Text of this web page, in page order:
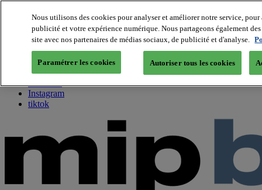
About us
Twitter
Facebook
Youtube
Instagram
tiktok
Nous utilisons des cookies pour analyser et améliorer notre service,
publicité et votre expérience numérique. Nous partageons également
site avec nos partenaires de médias sociaux, de publicité et d'analyse.
Paramétrer les cookies Autoriser tous les cookies